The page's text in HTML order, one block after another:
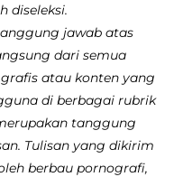
diseleksi.
jawab atas
dari semua
atau konten yang
di berbagai rubrik
tanggung
Tulisan yang dikirim
berbau pornografi,